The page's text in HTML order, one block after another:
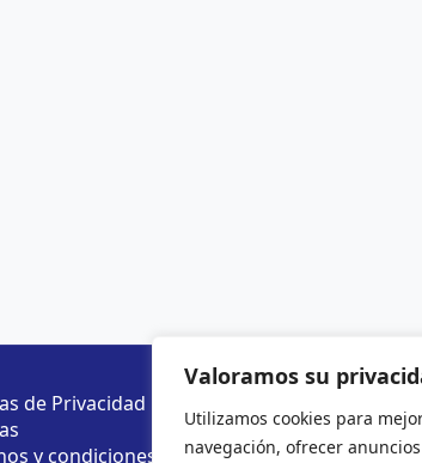
Valoramos su
Utilizamos cookies para
navegación, ofrecer
de Privacidad
y condiciones